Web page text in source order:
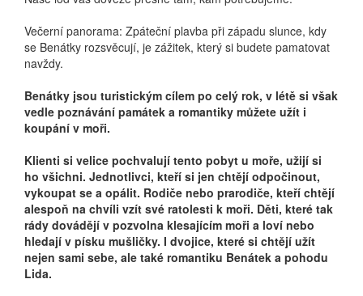
Večerní panorama: Zpáteční plavba při západu slunce, kdy
se Benátky rozsvěcují, je zážitek, který si budete pamatovat
navždy.
Benátky jsou turistickým cílem po celý rok, v létě si však
vedle poznávání památek a romantiky můžete užít i
koupání v moři.
Klienti si velice pochvalují tento pobyt u moře, užijí si
ho všichni. Jednotlivci, kteří si jen chtějí odpočinout,
vykoupat se a opálit. Rodiče nebo prarodiče, kteří chtějí
alespoň na chvíli vzít své ratolesti k moři. Děti, které tak
rády dovádějí v pozvolna klesajícím moři a loví nebo
hledají v písku mušličky. I dvojice, které si chtějí užít
nejen sami sebe, ale také romantiku Benátek a pohodu
Lida.